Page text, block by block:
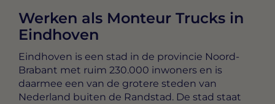
Werken als Monteur Trucks in
Eindhoven
Eindhoven is een stad in de provincie Noord-
Brabant met ruim 230.000 inwoners en is
daarmee een van de grotere steden van
Nederland buiten de Randstad. De stad staat